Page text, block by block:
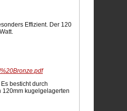
Effizient. Der 120
besticht durch
120mm kugelgelagerten